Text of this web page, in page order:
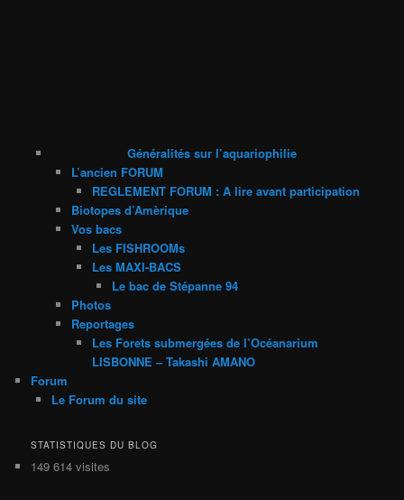
Généralités sur l’aquariophilie
L’ancien FORUM
REGLEMENT FORUM : A lire avant participation
Biotopes d’Amèrique
Vos bacs
Les FISHROOMs
Les MAXI-BACS
Le bac de Stépanne 94
Photos
Reportages
Les Forets submergées de l’Océanarium
LISBONNE – Takashi AMANO
Forum
Le Forum du site
STATISTIQUES DU BLOG
149 614 visites